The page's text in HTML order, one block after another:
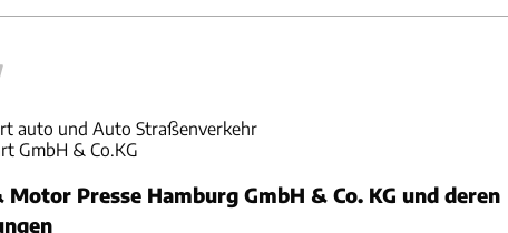
auto und Auto Straßenverkehr
GmbH & Co.KG
Presse Hamburg GmbH & Co. KG und deren